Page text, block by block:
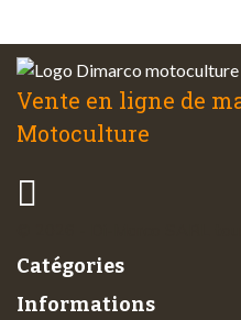
Vente en ligne de
Motoculture
Catégories
Informations